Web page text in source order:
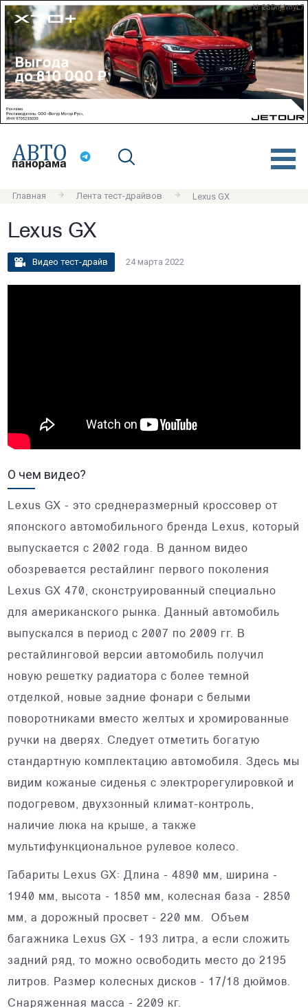
erid: 2SDnjdvnyL7
Главная Лента тест-драйвов Lexus GX
Lexus GX
Видео тест-драйв 24 марта 2022
О чем видео?
Lexus GX - это среднеразмерный кроссовер от
японского автомобильного бренда Lexus, который
выпускается с 2002 года. В данном видео
обозревается рестайлинг первого поколения
Lexus GX 470, сконструированный специально
для американского рынка. Данный автомобиль
выпускался в период с 2007 по 2009 гг. В
рестайлинговой версии автомобиль получил
новую решетку радиатора с более темной
отделкой, новые задние фонари с белыми
поворотниками вместо желтых и хромированные
ручки на дверях. Следует отметить богатую
стандартную комплектацию автомобиля. Здесь мы
видим кожаные сиденья с электрорегулировкой и
подогревом, двухзонный климат-контроль,
наличие люка на крыше, а также
мультифункциональное рулевое колесо.
Габариты Lexus GX: Длина - 4890 мм, ширина -
1940 мм, высота - 1850 мм, колесная база - 2850
мм, а дорожный просвет - 220 мм. Объем
багажника Lexus GX - 193 литра, а если сложить
задний ряд, то можно освободить место до 2195
литров. Размер колесных дисков - 17/18 дюймов.
Снаряженная масса - 2209 кг.